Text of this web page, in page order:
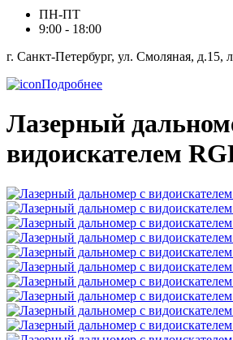
ПН-ПТ
9:00 - 18:00
г. Санкт-Петербург, ул. Смоляная, д.15,
Подробнее
Лазерный
видоискателем